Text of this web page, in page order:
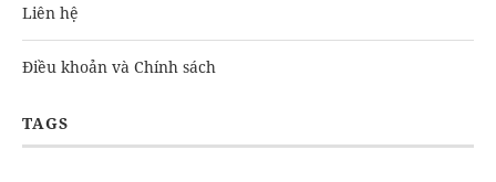
Liên hệ
Điều khoản và Chính sách
TAGS